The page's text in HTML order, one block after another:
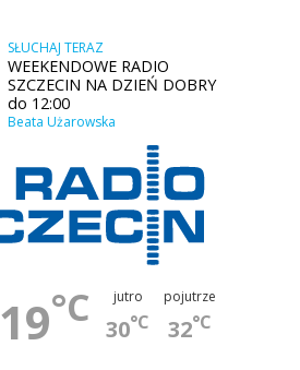
SŁUCHAJ TERAZ
WEEKENDOWE RADIO
SZCZECIN NA DZIEŃ DOBRY
do 12:00
Beata Użarowska
19°C jutro
30°C
pojutrze
32°C